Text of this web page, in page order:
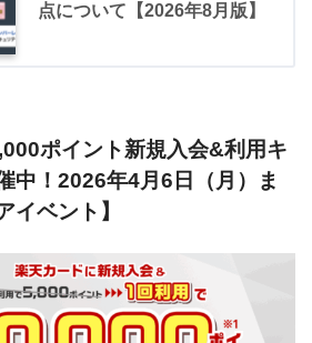
点について【2026年8月版】
ポイント新規入会&利用キ
中！2026年4月6日（月）ま
イベント】